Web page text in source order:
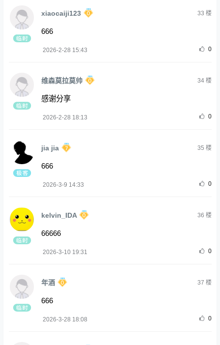
xiaocaiji123 33 楼
666
2026-2-28 15:43 0
维森莫拉莫帅 34楼
感谢分享
2026-2-28 18:13 0
jia jia 35 楼
666
2026-3-9 14:33 0
kelvin_IDA 36 楼
66666
2026-3-10 19:31 0
年酒 37 楼
666
2026-3-28 18:08 0